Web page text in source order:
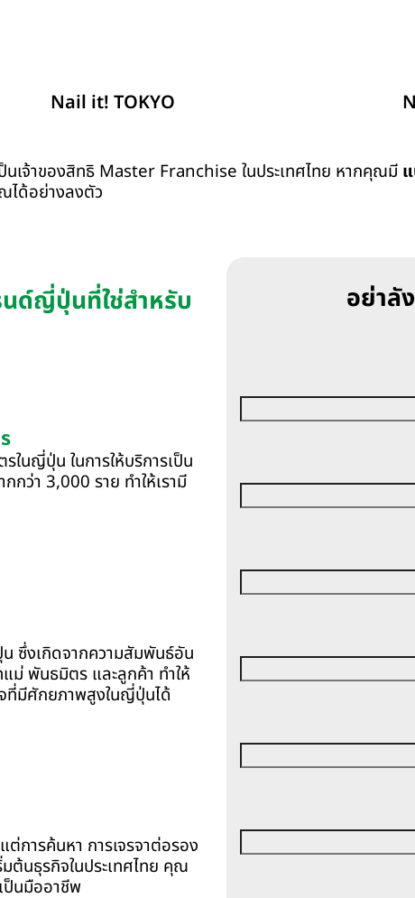
Nail it! TOKYO
จ้าของสิทธิ Master Franchise ในประเทศไทย หากคุณมี
ได้อย่างลงตัว
ด์ญี่ปุ่นที่ใช่สำหรับ
นญี่ปุ่น ในการให้บริการเป็น
กว่า 3,000 ราย ทำให้เรามี
ซึ่งเกิดจากความสัมพันธ์อัน
ม่ พันธมิตร และลูกค้า ทำให้
จที่มีศักยภาพสูงในญี่ปุ่นได้
การค้นหา การเจรจาต่อรอง
ต้นธุรกิจในประเทศไทย คุณ
ป็นมืออาชีพ
อย่าลั